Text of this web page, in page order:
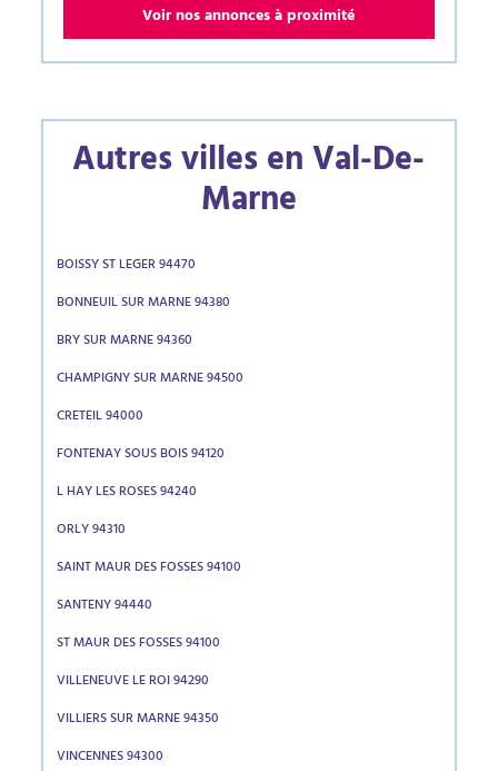
Voir nos annonces à proximité
Autres villes en Val-De-
Marne
BOISSY ST LEGER 94470
BONNEUIL SUR MARNE 94380
BRY SUR MARNE 94360
CHAMPIGNY SUR MARNE 94500
CRETEIL 94000
FONTENAY SOUS BOIS 94120
L HAY LES ROSES 94240
ORLY 94310
SAINT MAUR DES FOSSES 94100
SANTENY 94440
ST MAUR DES FOSSES 94100
VILLENEUVE LE ROI 94290
VILLIERS SUR MARNE 94350
VINCENNES 94300